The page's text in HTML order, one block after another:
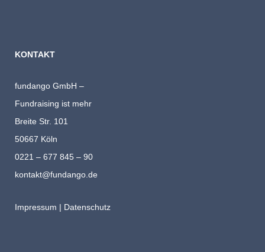
KONTAKT
fundango GmbH –
Fundraising ist mehr
Breite Str. 101
50667 Köln
0221 – 677 845 – 90
kontakt@fundango.de
Impressum | Datenschutz